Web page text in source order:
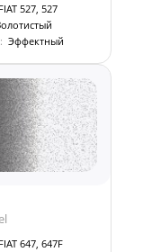
FIAT 527, 527
Эффектный
FIAT 647, 647F